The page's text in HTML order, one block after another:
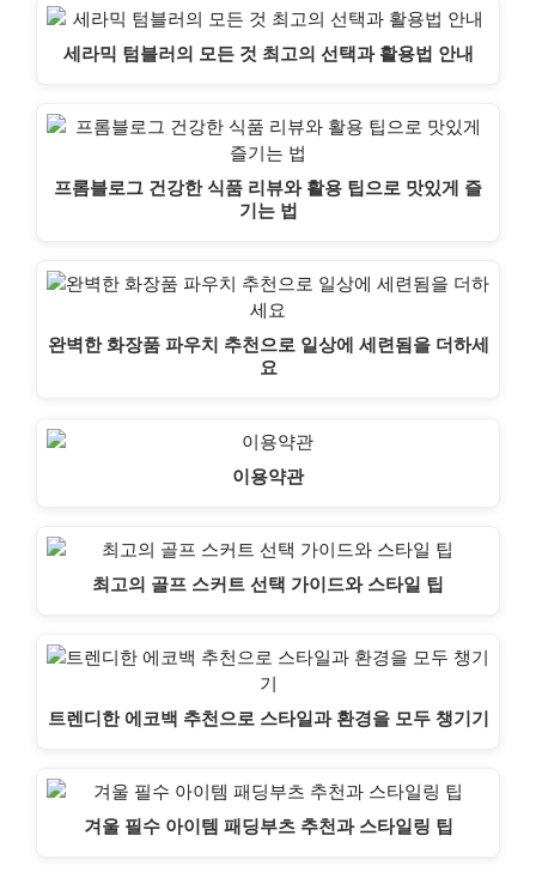
세라믹 텀블러의 모든 것 최고의 선택과 활용법 안내
프롬블로그 건강한 식품 리뷰와 활용 팁으로 맛있게 즐
기는 법
완벽한 화장품 파우치 추천으로 일상에 세련됨을 더하세
요
이용약관
최고의 골프 스커트 선택 가이드와 스타일 팁
트렌디한 에코백 추천으로 스타일과 환경을 모두 챙기기
겨울 필수 아이템 패딩부츠 추천과 스타일링 팁